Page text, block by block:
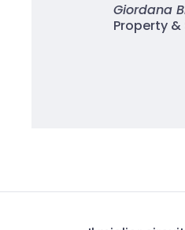
Giordana
Property &